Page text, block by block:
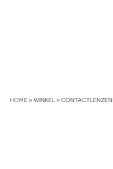
HOME»WINKEL »CONTACTLENZEN